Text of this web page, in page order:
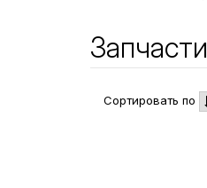
Запчасти
Сортировать по